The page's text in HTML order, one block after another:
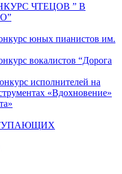
ЧТЕЦОВ ” В
юных пианистов им.
вокалистов “Дорога
исполнителей на
«Вдохновение»